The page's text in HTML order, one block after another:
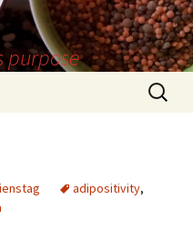
purpose
Suchen
nach:
adipositivity,